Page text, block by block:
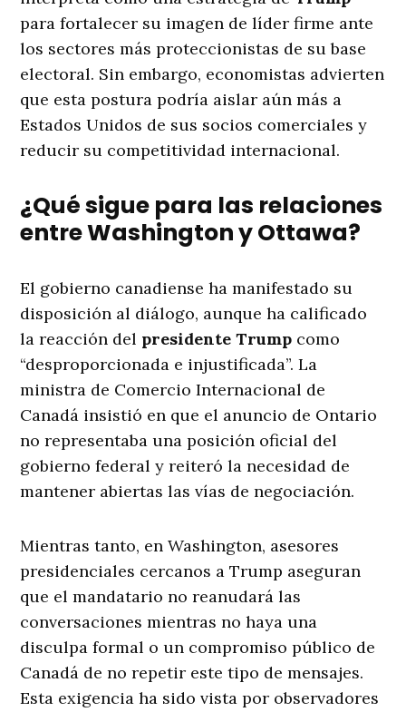
para fortalecer su imagen de líder firme ante
los sectores más proteccionistas de su base
electoral. Sin embargo, economistas advierten
que esta postura podría aislar aún más a
Estados Unidos de sus socios comerciales y
reducir su competitividad internacional.
¿Qué sigue para las relaciones
entre Washington y Ottawa?
El gobierno canadiense ha manifestado su
disposición al diálogo, aunque ha calificado
la reacción del presidente Trump como
“desproporcionada e injustificada”. La
ministra de Comercio Internacional de
Canadá insistió en que el anuncio de Ontario
no representaba una posición oficial del
gobierno federal y reiteró la necesidad de
mantener abiertas las vías de negociación.
Mientras tanto, en Washington, asesores
presidenciales cercanos a Trump aseguran
que el mandatario no reanudará las
conversaciones mientras no haya una
disculpa formal o un compromiso público de
Canadá de no repetir este tipo de mensajes.
Esta exigencia ha sido vista por observadores